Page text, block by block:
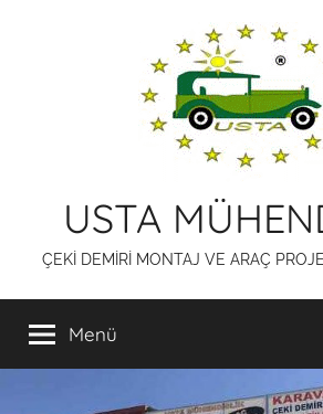
USTA
ÇEKİ DEMİRİ MONTAJ VE ARAÇ
Menü